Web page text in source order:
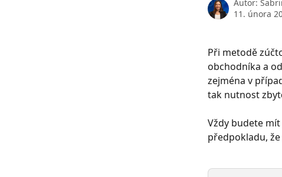
Autor:
11. února
Při metodě
obchodníka a
zejména v
tak nutnost
Vždy budete
předpokladu,